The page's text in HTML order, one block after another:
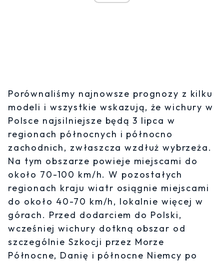
Porównaliśmy najnowsze prognozy z kilku
modeli i wszystkie wskazują, że wichury w
Polsce najsilniejsze będą 3 lipca w
regionach północnych i północno
zachodnich, zwłaszcza wzdłuż wybrzeża.
Na tym obszarze powieje miejscami do
około 70-100 km/h. W pozostałych
regionach kraju wiatr osiągnie miejscami
do około 40-70 km/h, lokalnie więcej w
górach. Przed dodarciem do Polski,
wcześniej wichury dotkną obszar od
szczególnie Szkocji przez Morze
Północne, Danię i północne Niemcy po